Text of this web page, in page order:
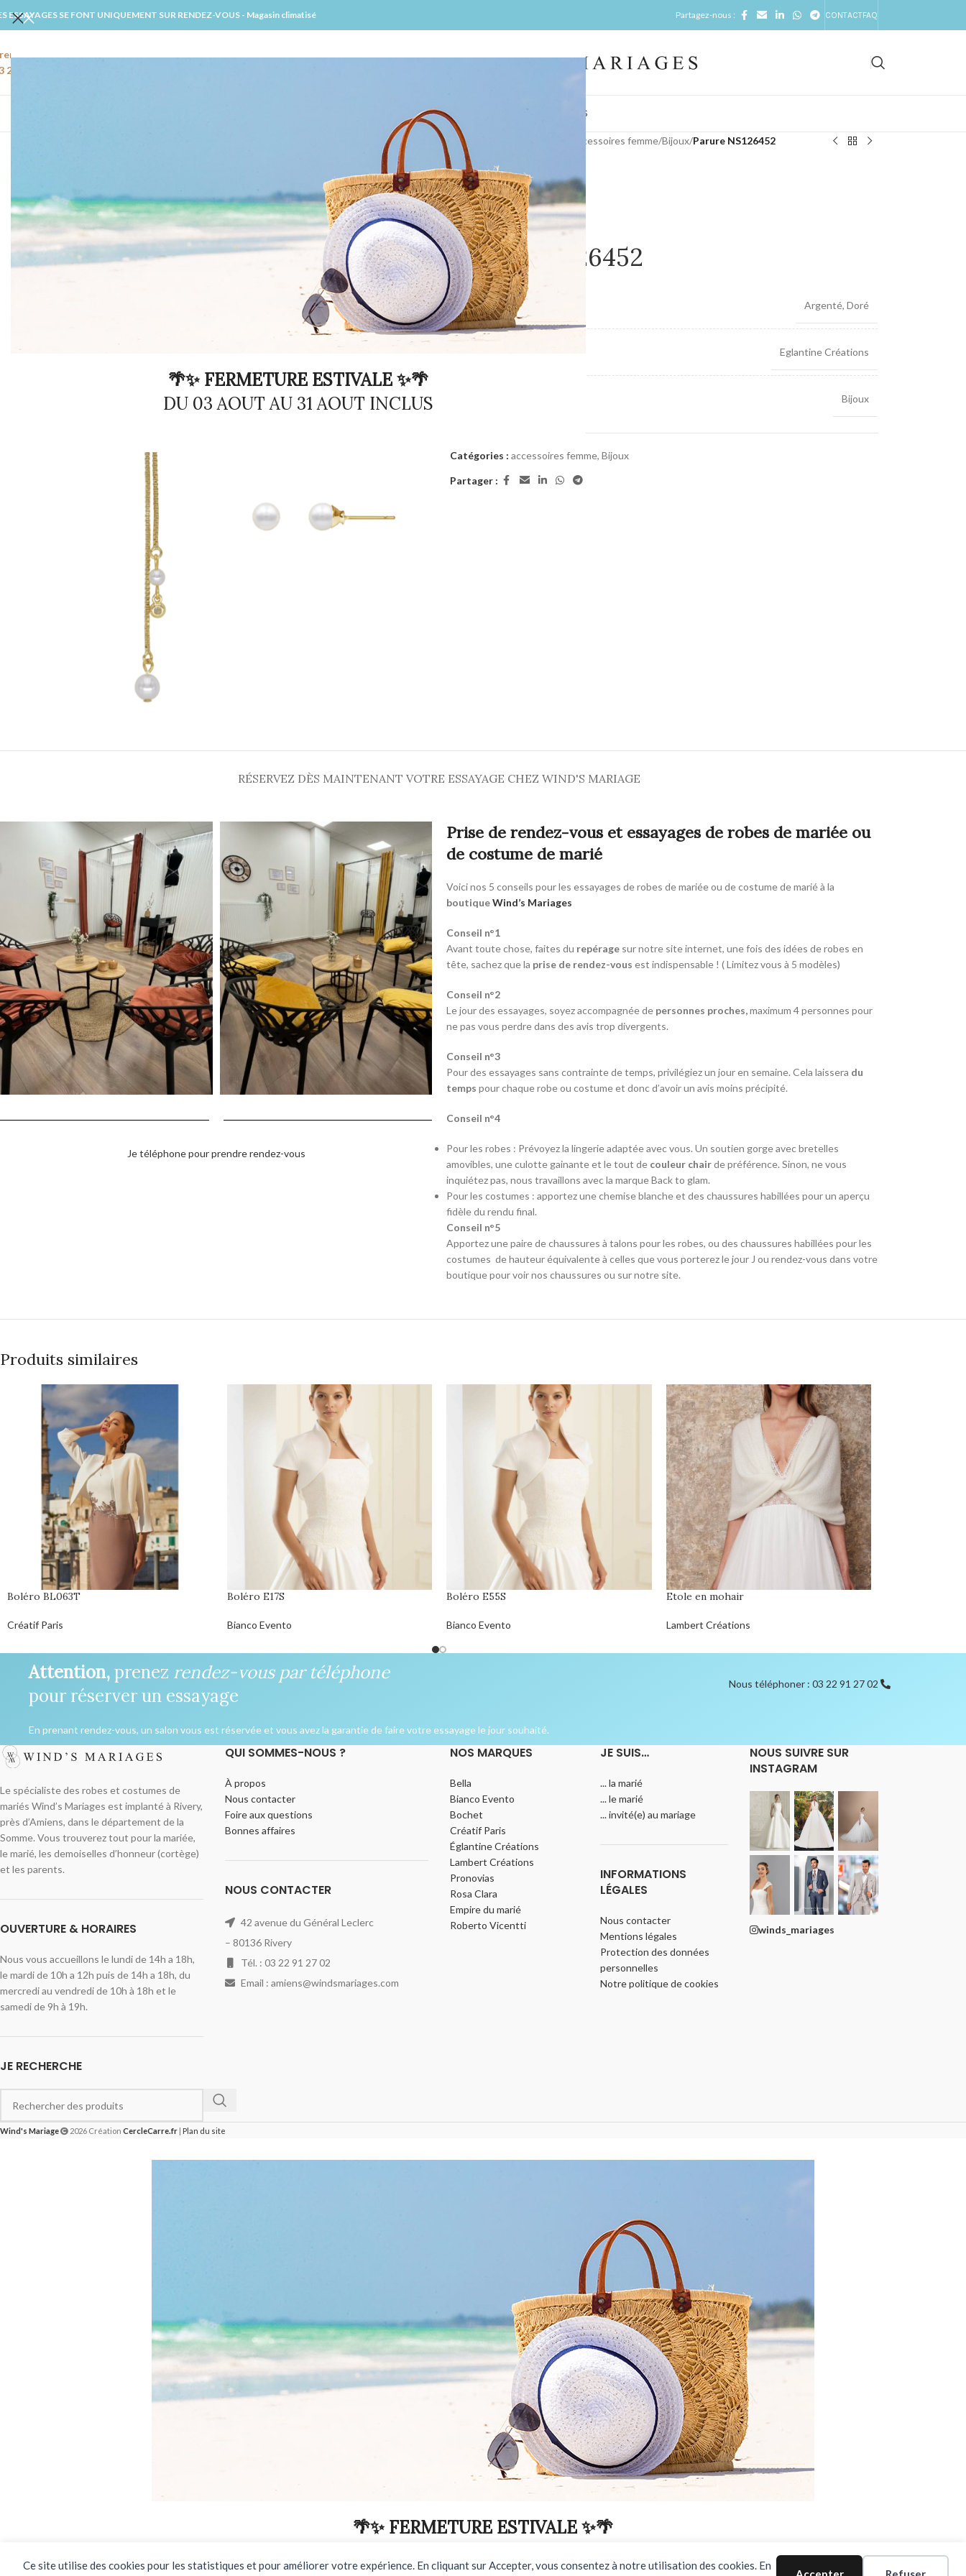
🌴✨ FERMETURE ESTIVALE ✨🌴
DU 03 AOUT AU 31 AOUT INCLUS
Ce site utilise des cookies pour les statistiques et pour améliorer votre expérience. En cliquant sur Accepter, vous consentez à notre utilisation des cookies. En
ESSAYAGES SE FONT UNIQUEMENT SUR RENDEZ-VOUS - Magasin climatisé Partagez-nous : CONTACTFAQ
rendez-vous
22 91 27 02
LA BOUTIQUE COIFFES
Accueil accessoires femme/Bijoux/Parure NS126452
Parure NS126452
COULEUR Argenté, Doré
Eglantine Créations
Bijoux
Catégories : accessoires femme, Bijoux
Partager :
RÉSERVEZ DÈS MAINTENANT VOTRE ESSAYAGE CHEZ WIND'S MARIAGE
Je téléphone pour prendre rendez-vous
Prise de rendez-vous et essayages de robes de mariée ou
de costume de marié
Voici nos 5 conseils pour les essayages de robes de mariée ou de costume de marié à la
boutiqueWind’s Mariages
Conseil n°1
Avant toute chose, faites du repérage sur notre site internet, une fois des idées de robes en
tête, sachez que la prise de rendez-vous est indispensable ! ( Limitez vous à 5 modèles)
Conseil n°2
Le jour des essayages, soyez accompagnée de personnes proches,maximum 4 personnes pour
ne pas vous perdre dans des avis trop divergents.
Conseil n°3
Pour des essayages sans contrainte de temps, privilégiez un jour en semaine. Cela laissera du
temps pour chaque robe ou costume et donc d’avoir un avis moins précipité.
Conseil n°4
Pour les robes : Prévoyez la lingerie adaptée avec vous. Un soutien gorge avec bretelles
amovibles, une culotte gainante et le tout de couleur chairde préférence. Sinon, ne vous
inquiétez pas, nous travaillons avec la marque Back to glam.
Pour les costumes : apportez une chemise blanche et des chaussures habillées pour un aperçu
fidèle du rendu final.
Conseil n°5
Apportez une paire de chaussures à talons pour les robes, ou des chaussures habillées pour les
costumes de hauteur équivalente à celles que vous porterez le jour J ou rendez-vous dans votre
boutique pour voir nos chaussures ou sur notre site.
Produits similaires
Boléro BL063T
Créatif Paris
Boléro E17S
Bianco Evento
Boléro E55S
Bianco Evento
Etole en mohair
Lambert Créations
Attention,prenez rendez-vous par téléphone
pour réserver un essayage
En prenant rendez-vous, un salon vous est réservée et vous avez la garantie de faire votre essayage le jour souhaité.
Nous téléphoner : 03 22 91 27 02
Le spécialiste des robes et costumes de
mariés Wind’s Mariages est implanté à Rivery,
près d’Amiens, dans le département de la
Somme. Vous trouverez tout pour la mariée,
le marié, les demoiselles d’honneur (cortège)
et les parents.
OUVERTURE & HORAIRES
Nous vous accueillons le lundi de 14h a 18h,
le mardi de 10h a 12h puis de 14h a 18h, du
mercredi au vendredi de 10h à 18h et le
samedi de 9h à 19h.
JE RECHERCHE
QUI SOMMES-NOUS ?
À propos
Nous contacter
Foire aux questions
Bonnes affaires
NOUS CONTACTER
42 avenue du Général Leclerc
– 80136 Rivery
Tél. : 03 22 91 27 02
Email : amiens@windsmariages.com
NOS MARQUES
Bella
Bianco Evento
Bochet
Créatif Paris
Églantine Créations
Lambert Créations
Pronovias
Rosa Clara
Empire du marié
Roberto Vicentti
JE SUIS…
... la marié
... le marié
... invité(e) au mariage
INFORMATIONS
LÉGALES
Nous contacter
Mentions légales
Protection des données
personnelles
Notre politique de cookies
NOUS SUIVRE SUR
INSTAGRAM
winds_mariages
Wind's Mariage 2026 Création CercleCarre.fr Plan du site
🌴✨ FERMETURE ESTIVALE ✨🌴
DU 03 AOUT AU 31 AOUT INCLUS